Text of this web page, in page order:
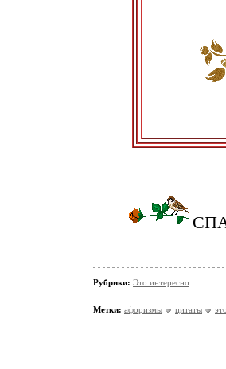
Рубрики: Это интересно
Метки: афоризмы цитаты